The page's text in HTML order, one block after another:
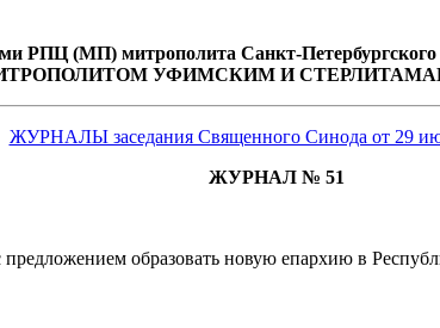
РПЦ (МП) митрополита Санкт-
МИТРОПОЛИТОМ УФИМСКИМ И
ЖУРНАЛЫ заседания Священного Синода от 29
ЖУРНАЛ № 51
образовать новую епархию в